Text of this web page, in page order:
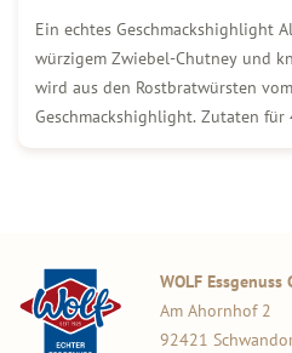
Ein echtes Geschmackshighlight
würzigem Zwiebel-Chutney und
wird aus den Rostbratwürsten
Geschmackshighlight. Zutaten für
WOLF Essgenuss
Am Ahornhof 2
92421